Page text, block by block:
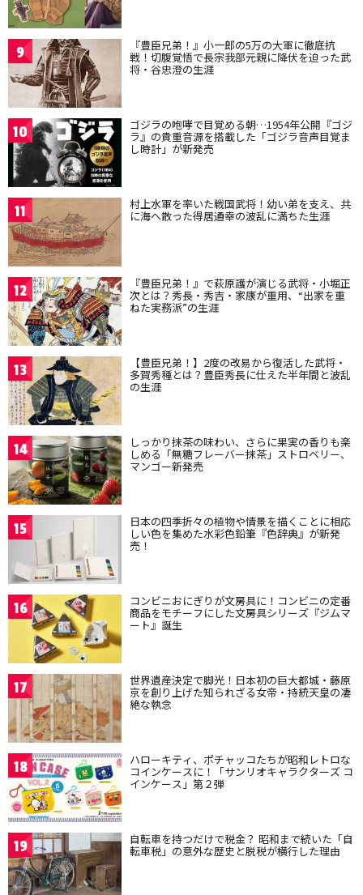
9 『豊臣兄弟！』小一郎の5万の大軍に徹底抗
戦！切腹覚悟で長宗我部元親に降伏を迫った武
将・谷忠澄の生涯
10 ゴジラの咆哮で目覚める朝…1954年公開『ゴジ
ラ』の貴重音源を搭載した「ゴジラ音声目覚ま
し時計」が新発売
11 村上水軍を率いた戦国武将！幼い弟を支え、共
に海へ散った得居通幸の波乱に満ちた生涯
12 『豊臣兄弟！』で萩原護が演じる武将・小堀正
次とは？秀長・秀吉・家康が重用、“出家を重
ねた実務派”の生涯
13 【豊臣兄弟！】2度の改易から復活した武将・
多賀秀種とは？豊臣秀長に仕えた半年間と波乱
の生涯
14 しっかり抹茶の味わい、さらに果実の香りも楽
しめる「無糖フレーバー抹茶」ストロベリー、
マンゴー新発売
15 日本の四季折々の植物や情景を描くことに相応
しい色を集めた水彩色鉛筆『色辞典』が新発
売！
16 コンビニおにぎりが文房具に！コンビニの定番
商品をモチーフにした文房具シリーズ『ジムマ
ート』誕生
17 世界遺産決定で脚光！日本初の巨大都城・藤原
京を創り上げた知られざる女帝・持統天皇の凄
絶な執念
18 ハローキティ、ポチャッコたちが昭和レトロな
コインケースに！「サンリオキャラクターズ コ
インケース」第２弾
19 自転車を持つだけで税金？ 昭和まで続いた「自
転車税」の意外な歴史と脱税が横行した理由